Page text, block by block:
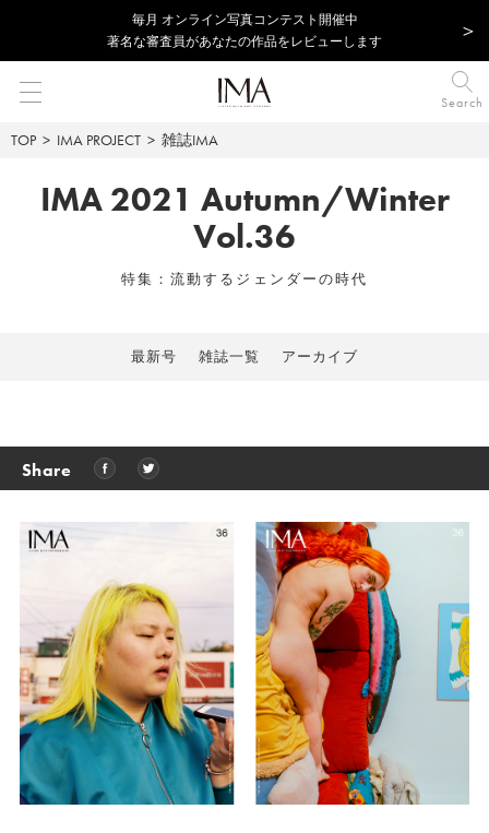
毎⽉ オンライン写真コンテスト開催中
著名な審査員があなたの作品をレビューします
Search
TOP IMA PROJECT 雑誌IMA
IMA 2021 Autumn/Winter
Vol.36
特集：流動するジェンダーの時代
最新号 雑誌一覧 アーカイブ
Share